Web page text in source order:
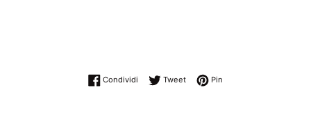
Condividi Condividi su Facebook
TweetTwitta su Twitter
Pin